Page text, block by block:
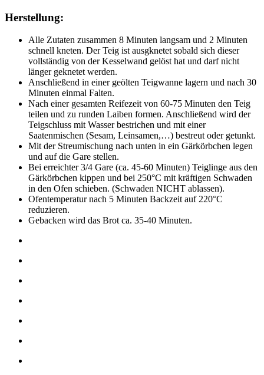
Herstellung:
Alle Zutaten zusammen 8 Minuten langsam und 2 Minuten
schnell kneten. Der Teig ist ausgknetet sobald sich dieser
vollständig von der Kesselwand gelöst hat und darf nicht
länger geknetet werden.
Anschließend in einer geölten Teigwanne lagern und nach 30
Minuten einmal Falten.
Nach einer gesamten Reifezeit von 60-75 Minuten den Teig
teilen und zu runden Laiben formen. Anschließend wird der
Teigschluss mit Wasser bestrichen und mit einer
Saatenmischen (Sesam, Leinsamen,…) bestreut oder getunkt.
Mit der Streumischung nach unten in ein Gärkörbchen legen
und auf die Gare stellen.
Bei erreichter 3/4 Gare (ca. 45-60 Minuten) Teiglinge aus den
Gärkörbchen kippen und bei 250°C mit kräftigen Schwaden
in den Ofen schieben. (Schwaden NICHT ablassen).
Ofentemperatur nach 5 Minuten Backzeit auf 220°C
reduzieren.
Gebacken wird das Brot ca. 35-40 Minuten.